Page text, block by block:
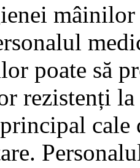
poate să
rezistenți